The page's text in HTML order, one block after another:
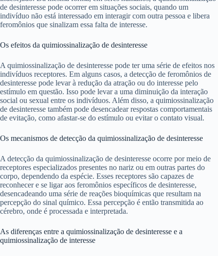
de desinteresse pode ocorrer em situações sociais, quando um
indivíduo não está interessado em interagir com outra pessoa e libera
feromônios que sinalizam essa falta de interesse.
Os efeitos da quimiossinalização de desinteresse
A quimiossinalização de desinteresse pode ter uma série de efeitos nos
indivíduos receptores. Em alguns casos, a detecção de feromônios de
desinteresse pode levar à redução da atração ou do interesse pelo
estímulo em questão. Isso pode levar a uma diminuição da interação
social ou sexual entre os indivíduos. Além disso, a quimiossinalização
de desinteresse também pode desencadear respostas comportamentais
de evitação, como afastar-se do estímulo ou evitar o contato visual.
Os mecanismos de detecção da quimiossinalização de desinteresse
A detecção da quimiossinalização de desinteresse ocorre por meio de
receptores especializados presentes no nariz ou em outras partes do
corpo, dependendo da espécie. Esses receptores são capazes de
reconhecer e se ligar aos feromônios específicos de desinteresse,
desencadeando uma série de reações bioquímicas que resultam na
percepção do sinal químico. Essa percepção é então transmitida ao
cérebro, onde é processada e interpretada.
As diferenças entre a quimiossinalização de desinteresse e a
quimiossinalização de interesse